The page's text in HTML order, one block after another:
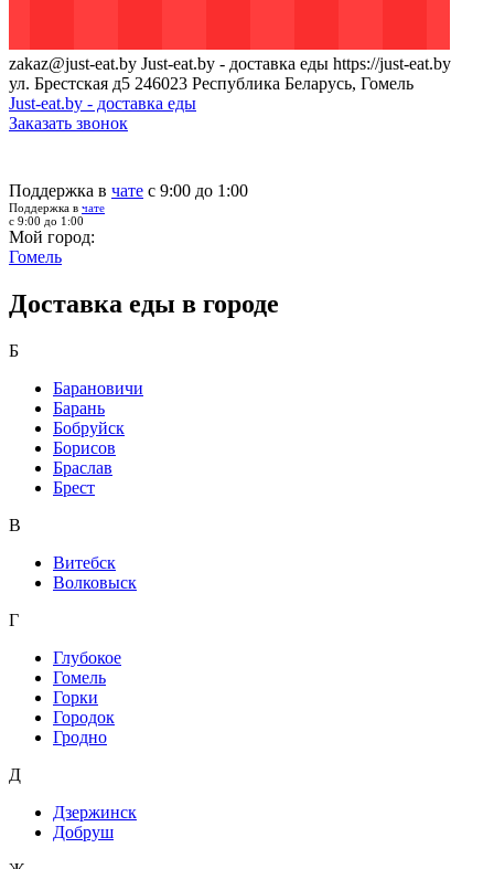
zakaz@just-eat.by Just-eat.by - доставка еды https://just-eat.by
ул. Брестская д5 246023 Республика Беларусь, Гомель
Just-eat.by - доставка еды
Заказать звонок
Поддержка в чате с 9:00 до 1:00
Поддержка в чате
с 9:00 до 1:00
Мой город:
Гомель
Доставка еды в городе
Б
Барановичи
Барань
Бобруйск
Борисов
Браслав
Брест
В
Витебск
Волковыск
Г
Глубокое
Гомель
Горки
Городок
Гродно
Д
Дзержинск
Добруш